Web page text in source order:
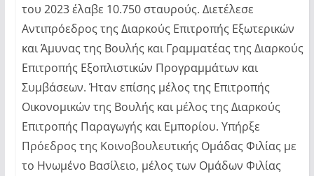
του 2023 έλαβε 10.750 σταυρούς. Διετέλεσε
Αντιπρόεδρος της Διαρκούς Επιτροπής Εξωτερικών
και Άμυνας της Βουλής και Γραμματέας της Διαρκούς
Επιτροπής Εξοπλιστικών Προγραμμάτων και
Συμβάσεων. Ήταν επίσης μέλος της Επιτροπής
Οικονομικών της Βουλής και μέλος της Διαρκούς
Επιτροπής Παραγωγής και Εμπορίου. Υπήρξε
Πρόεδρος της Κοινοβουλευτικής Ομάδας Φιλίας με
το Ηνωμένο Βασίλειο, μέλος των Ομάδων Φιλίας